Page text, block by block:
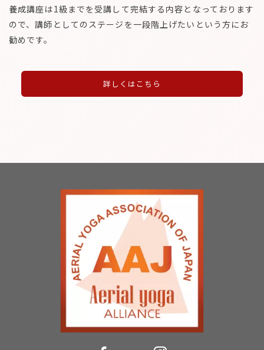
養成講座は1級までを受講して完結する内容となっております
ので、講師としてのステージを一段階上げたいという方にお
勧めです。
詳しくはこちら